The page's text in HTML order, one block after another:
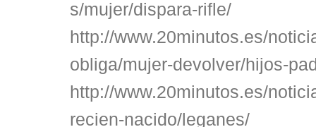
s/mujer/dispara-rifle/
http://www.20minutos.es/
obliga/mujer-devolver/hijos-
http://www.20minutos.es/
recien-nacido/leganes/